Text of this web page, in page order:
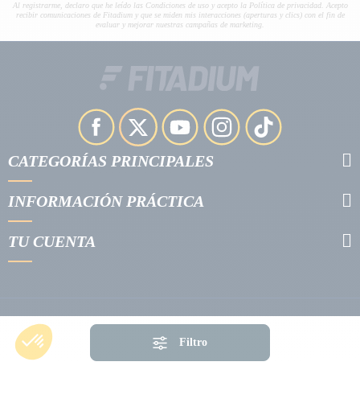
Filtro
Al registrarme, declaro que he leído las Condiciones de uso y acepto la Política de privacidad. Acepto
recibir comunicaciones de Fitadium y que se miden mis interacciones (aperturas y clics) con el fin de
evaluar y mejorar nuestras campañas de marketing.
CATEGORÍAS PRINCIPALES
INFORMACIÓN PRÁCTICA
TU CUENTA